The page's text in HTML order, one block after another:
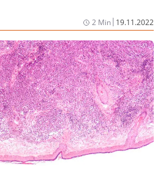
2 Min| 19.11.2022